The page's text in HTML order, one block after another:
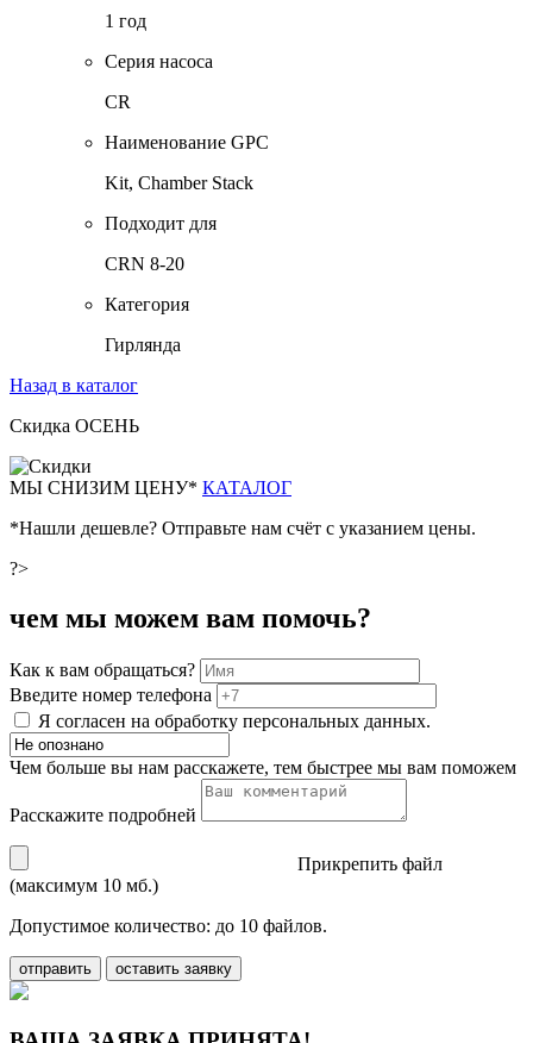
1 год
Серия насоса
CR
Наименование GPC
Kit, Chamber Stack
Подходит для
CRN 8-20
Категория
Гирлянда
Назад в каталог
Скидка ОСЕНЬ
МЫ СНИЗИМ ЦЕНУ* КАТАЛОГ
*Нашли дешевле? Отправьте нам счёт с указанием цены.
?>
чем мы можем вам помочь?
Как к вам обращаться?
Введите номер телефона
Я согласен на обработку персональных данных.
Чем больше вы нам расскажете, тем быстрее мы вам поможем
Расскажите подробней
Прикрепить файл
(максимум 10 мб.)
Допустимое количество: до 10 файлов.
отправить оставить заявку